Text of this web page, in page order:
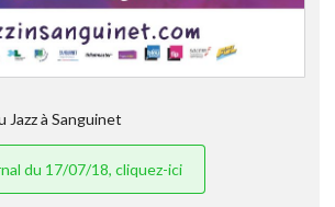
Jazz à Sanguinet
du 17/07/18, cliquez-ici